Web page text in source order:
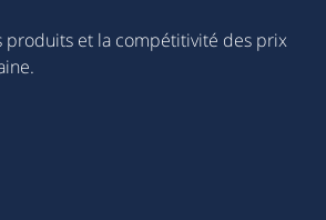
produits et la compétitivité des prix